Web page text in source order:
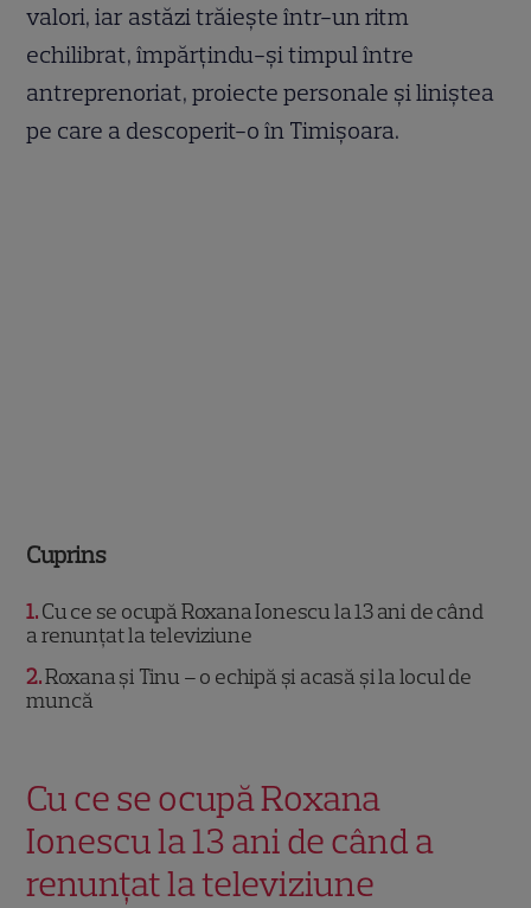
valori, iar astăzi trăiește într-un ritm
echilibrat, împărțindu-și timpul între
antreprenoriat, proiecte personale și liniștea
pe care a descoperit-o în Timișoara.
Cuprins
1 Cu ce se ocupă Roxana Ionescu la 13 ani de când
a renunțat la televiziune
2 Roxana și Tinu – o echipă și acasă și la locul de
muncă
Cu ce se ocupă Roxana
Ionescu la 13 ani de când a
renunțat la televiziune